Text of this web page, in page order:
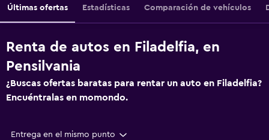
Últimas ofertas Estadísticas Comparación de vehículos
Renta de autos en Filadelfia, en
Pensilvania
¿Buscas ofertas baratas para rentar un auto en Filadelfia?
Encuéntralas en momondo.
Entrega en el mismo punto